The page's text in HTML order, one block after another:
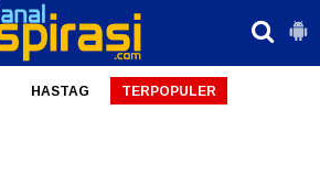
HASTAG TERPOPULER